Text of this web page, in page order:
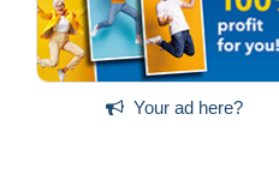
Your ad here?